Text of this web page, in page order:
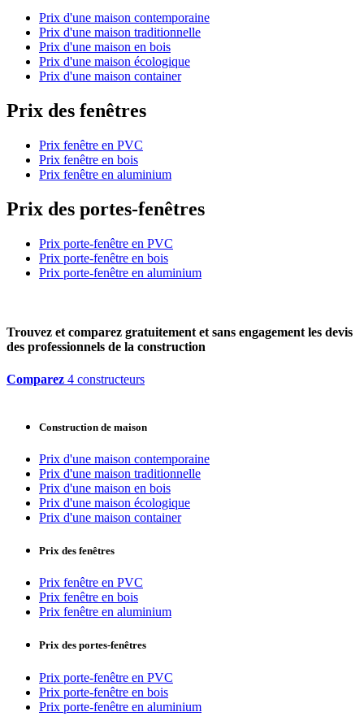
Prix d'une maison contemporaine
Prix d'une maison traditionnelle
Prix d'une maison en bois
Prix d'une maison écologique
Prix d'une maison container
Prix des fenêtres
Prix fenêtre en PVC
Prix fenêtre en bois
Prix fenêtre en aluminium
Prix des portes-fenêtres
Prix porte-fenêtre en PVC
Prix porte-fenêtre en bois
Prix porte-fenêtre en aluminium
Trouvez et comparez gratuitement et sans engagement les devis
des professionnels de la construction
Comparez 4 constructeurs
Construction de maison
Prix d'une maison contemporaine
Prix d'une maison traditionnelle
Prix d'une maison en bois
Prix d'une maison écologique
Prix d'une maison container
Prix des fenêtres
Prix fenêtre en PVC
Prix fenêtre en bois
Prix fenêtre en aluminium
Prix des portes-fenêtres
Prix porte-fenêtre en PVC
Prix porte-fenêtre en bois
Prix porte-fenêtre en aluminium